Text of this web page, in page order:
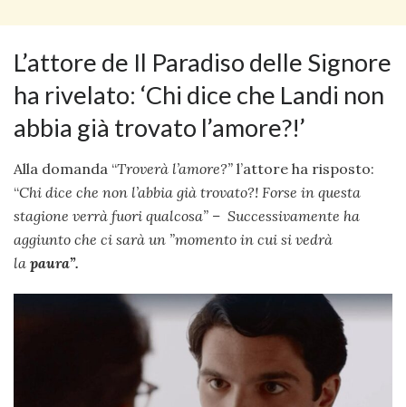
L’attore de Il Paradiso delle Signore
ha rivelato: ‘Chi dice che Landi non
abbia già trovato l’amore?!’
Alla domanda “Troverà l’amore?” l’attore ha risposto:
“Chi dice che non l’abbia già trovato?! Forse in questa
stagione verrà fuori qualcosa” – Successivamente ha
aggiunto che ci sarà un ”momento in cui si vedrà
la paura”.